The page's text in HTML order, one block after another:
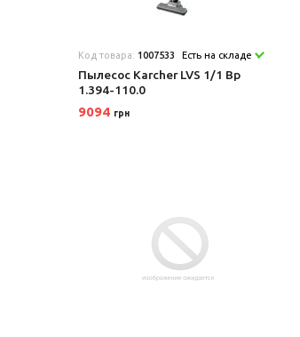
Код товара: 1007533 Есть на складе
Пылесос Karcher LVS 1/1 Bp
1.394-110.0
9094 грн